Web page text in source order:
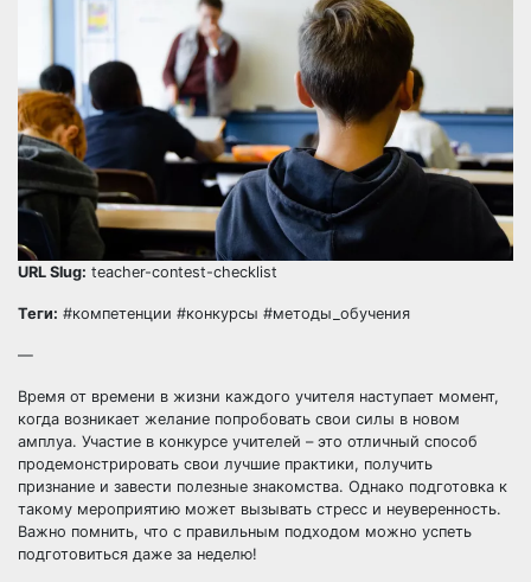
URL Slug: teacher-contest-checklist
Теги: #компетенции #конкурсы #методы_обучения
—
Время от времени в жизни каждого учителя наступает момент,
когда возникает желание попробовать свои силы в новом
амплуа. Участие в конкурсе учителей – это отличный способ
продемонстрировать свои лучшие практики, получить
признание и завести полезные знакомства. Однако подготовка к
такому мероприятию может вызывать стресс и неуверенность.
Важно помнить, что с правильным подходом можно успеть
подготовиться даже за неделю!